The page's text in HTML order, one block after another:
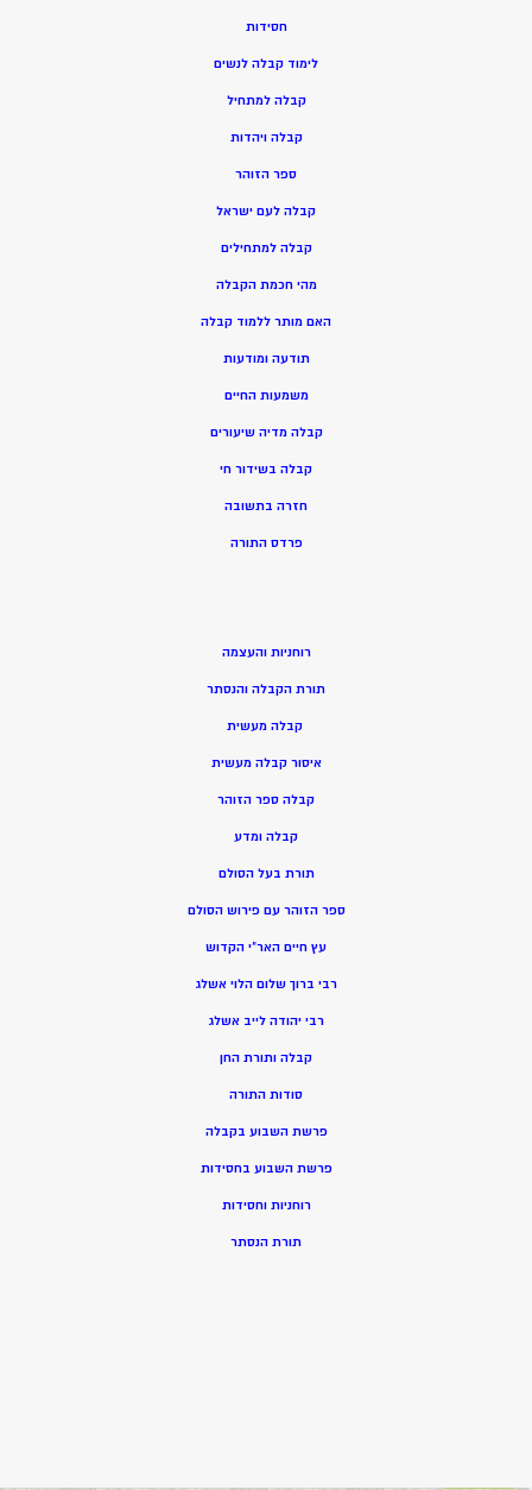
חסידות
לימוד קבלה לנשים
קבלה למתחיל
קבלה ויהדות
ספר הזוהר
קבלה לעם ישראל
קבלה למתחילים
מהי חכמת הקבלה
האם מותר ללמוד קבלה
תודעה ומודעות
משמעות החיים
קבלה מדיה שיעורים
קבלה בשידור חי
חזרה בתשובה
פרדס התורה
רוחניות והעצמה
תורת הקבלה והנסתר
קבלה מעשית
איסור קבלה מעשית
קבלה ספר הזוהר
קבלה ומדע
תורת בעל הסולם
ספר הזוהר עם פירוש הסולם
עץ חיים האר”י הקדוש
רבי ברוך שלום הלוי אשלג
רבי יהודה לייב אשלג
קבלה ותורת החן
סודות התורה
פרשת השבוע בקבלה
פרשת השבוע בחסידות
רוחניות וחסידות
תורת הנסתר